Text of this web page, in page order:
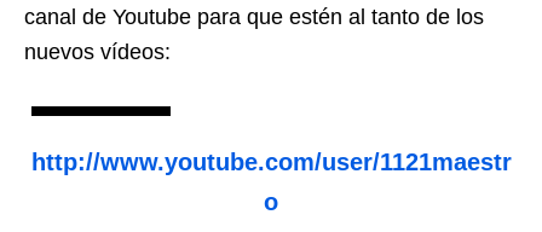
canal de Youtube para que estén al tanto de los
nuevos vídeos:
http://www.youtube.com/user/1121maestr
o